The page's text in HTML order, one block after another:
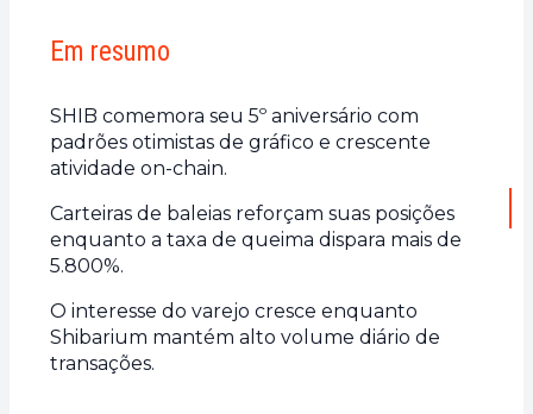
Em resumo
SHIB comemora seu 5º aniversário com
padrões otimistas de gráfico e crescente
atividade on-chain.
Carteiras de baleias reforçam suas posições
enquanto a taxa de queima dispara mais de
5.800%.
O interesse do varejo cresce enquanto
Shibarium mantém alto volume diário de
transações.